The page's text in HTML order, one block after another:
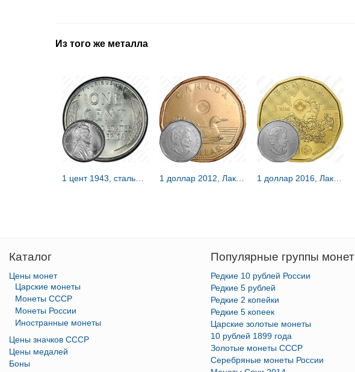
Из того же металла
Каталог
Цены монет
Царские монеты
Монеты СССР
Монеты России
Иностранные монеты
Цены значков СССР
Цены медалей
Боны
Популярные группы монет
Редкие 10 рублей России
Редкие 5 рублей
Редкие 2 копейки
Редкие 5 копеек
Царские золотые монеты
10 рублей 1899 года
Золотые монеты СССР
Серебряные монеты России